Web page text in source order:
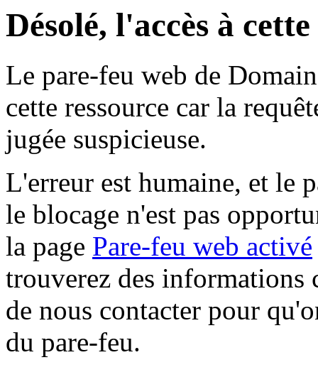
Désolé, l'accès à
Le pare-feu web de
cette ressource car la
jugée suspicieuse.
L'erreur est humaine, et le
le blocage n'est pas
la page Pare-feu web activé
trouverez des informations
de nous contacter pour
du pare-feu.